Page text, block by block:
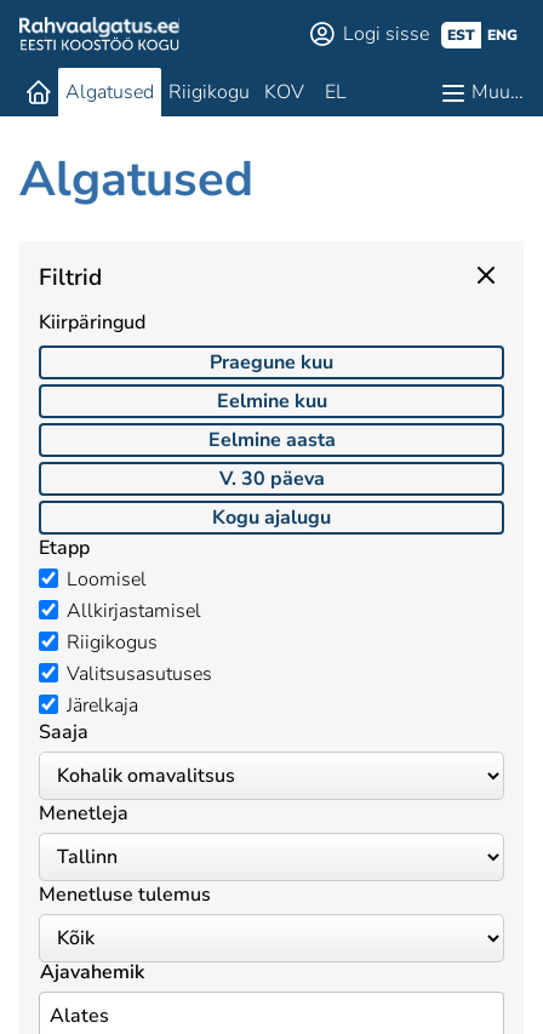
Logi sisse EST ENG
Algatused Riigikogu KOV EL Muu…
Algatused
Filtrid
Kiirpäringud
Praegune kuu
Eelmine kuu
Eelmine aasta
V. 30 päeva
Kogu ajalugu
Etapp
Loomisel
Allkirjastamisel
Riigikogus
Valitsusasutuses
Järelkaja
Saaja
Menetleja
Menetluse tulemus
Ajavahemik
Alates